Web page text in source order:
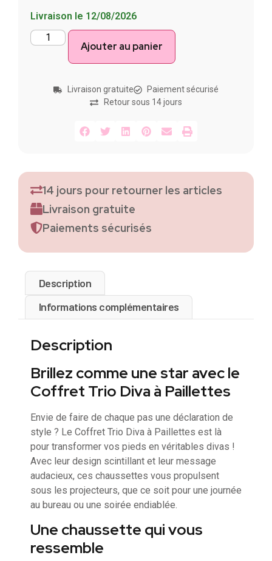
Livraison le 12/08/2026
Ajouter au panier
Livraison gratuite
Paiement sécurisé
Retour sous 14 jours
14 jours pour retourner les articles
Livraison gratuite
Paiements sécurisés
Description
Informations complémentaires
Description
Brillez comme une star avec le
Coffret Trio Diva à Paillettes
Envie de faire de chaque pas une déclaration de
style ? Le Coffret Trio Diva à Paillettes est là
pour transformer vos pieds en véritables divas !
Avec leur design scintillant et leur message
audacieux, ces chaussettes vous propulsent
sous les projecteurs, que ce soit pour une journée
au bureau ou une soirée endiablée.
Une chaussette qui vous
ressemble